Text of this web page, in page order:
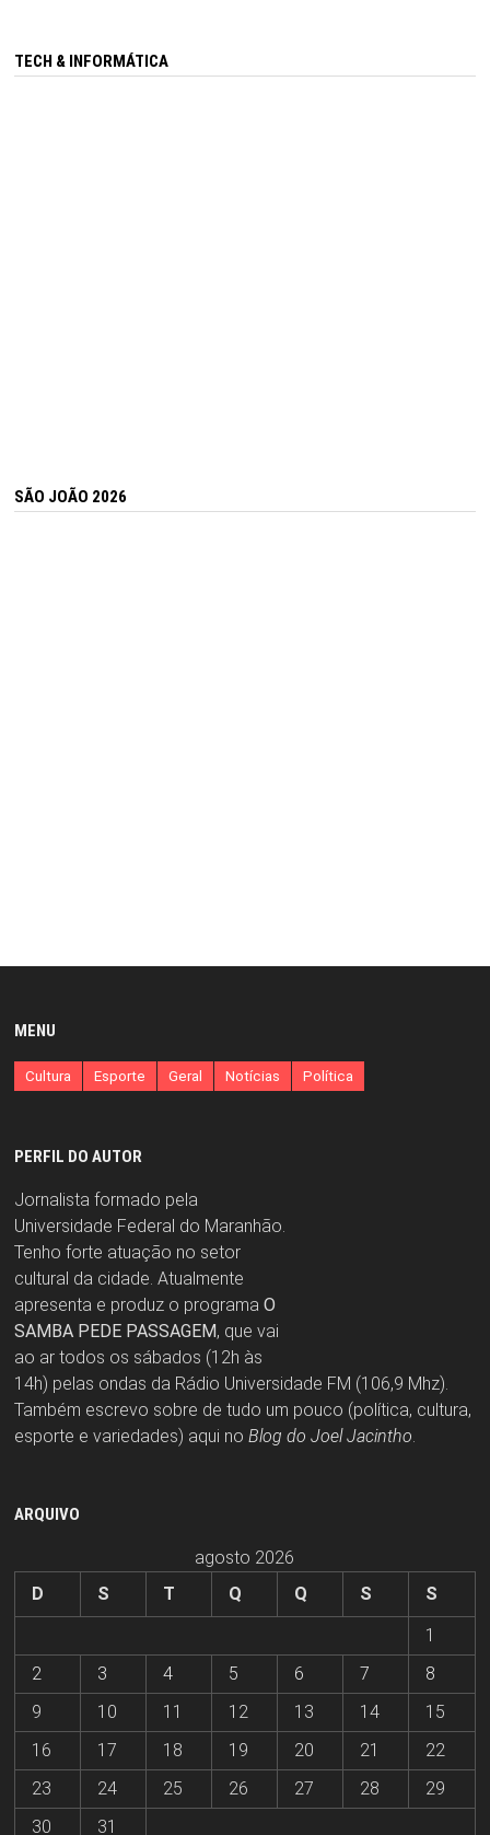
TECH & INFORMÁTICA
SÃO JOÃO 2026
MENU
Cultura Esporte Geral Notícias Política
PERFIL DO AUTOR
Jornalista formado pela
Universidade Federal do Maranhão.
Tenho forte atuação no setor
cultural da cidade. Atualmente
apresenta e produz o programa O
SAMBA PEDE PASSAGEM, que vai
ao ar todos os sábados (12h às
14h) pelas ondas da Rádio Universidade FM (106,9 Mhz).
Também escrevo sobre de tudo um pouco (política, cultura,
esporte e variedades) aqui no Blog do Joel Jacintho.
ARQUIVO
agosto 2026
D
S T Q Q S
S
1
2
3 4 5 6 7
8
9
10 11 12 13 14
15
16
17 18 19 20 21
22
23
24 25 26 27 28
29
30
31